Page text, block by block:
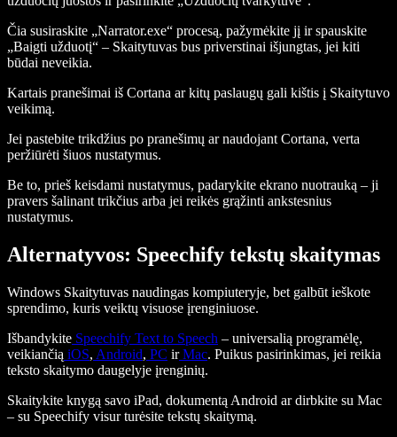
Čia susiraskite „Narrator.exe“ procesą, pažymėkite jį ir spauskite
„Baigti užduotį“ – Skaitytuvas bus priverstinai išjungtas, jei kiti
būdai neveikia.
Kartais pranešimai iš Cortana ar kitų paslaugų gali kištis į Skaitytuvo
veikimą.
Jei pastebite trikdžius po pranešimų ar naudojant Cortana, verta
peržiūrėti šiuos nustatymus.
Be to, prieš keisdami nustatymus, padarykite ekrano nuotrauką – ji
pravers šalinant trikčius arba jei reikės grąžinti ankstesnius
nustatymus.
Alternatyvos: Speechify tekstų skaitymas
Windows Skaitytuvas naudingas kompiuteryje, bet galbūt ieškote
sprendimo, kuris veiktų visuose įrenginiuose.
Išbandykite Speechify Text to Speech – universalią programėlę,
veikiančią iOS, Android, PC irMac. Puikus pasirinkimas, jei reikia
teksto skaitymo daugelyje įrenginių.
Skaitykite knygą savo iPad, dokumentą Android ar dirbkite su Mac
– su Speechify visur turėsite tekstų skaitymą.